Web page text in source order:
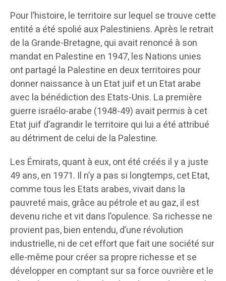
Pour l’histoire, le territoire sur lequel se trouve cette
entité a été spolié aux Palestiniens. Après le retrait
de la Grande-Bretagne, qui avait renoncé à son
mandat en Palestine en 1947, les Nations unies
ont partagé la Palestine en deux territoires pour
donner naissance à un Etat juif et un Etat arabe
avec la bénédiction des Etats-Unis. La première
guerre israélo-arabe (1948-49) avait permis à cet
Etat juif d’agrandir le territoire qui lui a été attribué
au détriment de celui de la Palestine.
Les Émirats, quant à eux, ont été créés il y a juste
49 ans, en 1971. Il n’y a pas si longtemps, cet Etat,
comme tous les Etats arabes, vivait dans la
pauvreté mais, grâce au pétrole et au gaz, il est
devenu riche et vit dans l’opulence. Sa richesse ne
provient pas, bien entendu, d’une révolution
industrielle, ni de cet effort que fait une société sur
elle-même pour créer sa propre richesse et se
développer en comptant sur sa force ouvrière et le